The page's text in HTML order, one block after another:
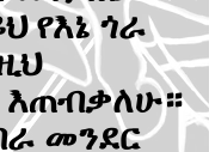
የእኔ ጎራ
መንደር